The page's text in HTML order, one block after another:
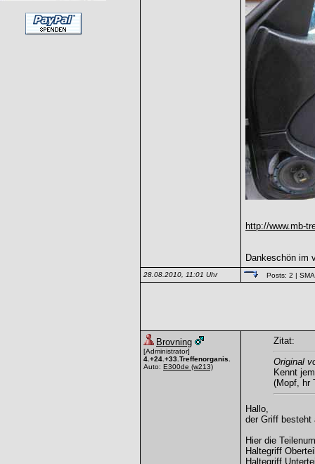
http://www.mb-
Dankeschön im
28.08.2010, 11:01 Uhr Posts: 2 |
Brovning
[Administrator]
4.+24.+33.Treffenorganis.
Auto: E300de (w213)
Zitat:
Original
Kennt
(Mopf, hr
Hallo,
der Griff besteht
Hier die
Haltegriff
Haltegriff